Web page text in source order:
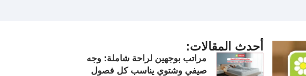
أحدث المقالات:
مراتب بوجهين لراحة شاملة: وجه
صيفي وشتوي يناسب كل فصول